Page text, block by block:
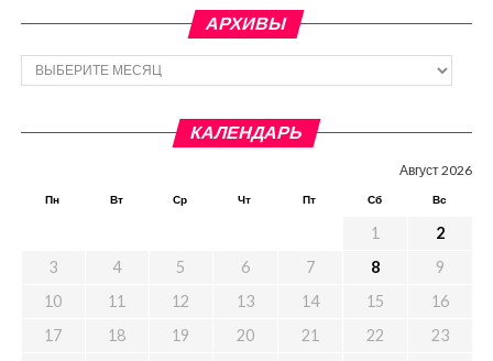
АРХИВЫ
Архивы
КАЛЕНДАРЬ
Август 2026
Пн Вт Ср Чт Пт Сб Вс
1
2
3
4 5 6 7 8
9
10
11 12 13 14 15
16
17
18 19 20 21 22
23